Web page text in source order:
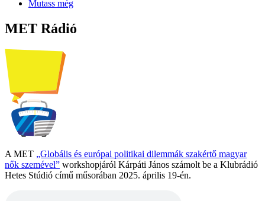
Mutass még
MET Rádió
A MET „Globális és európai politikai dilemmák szakértő magyar
nők szemével” workshopjáról Kárpáti János számolt be a Klubrádió
Hetes Stúdió című műsorában 2025. április 19-én.